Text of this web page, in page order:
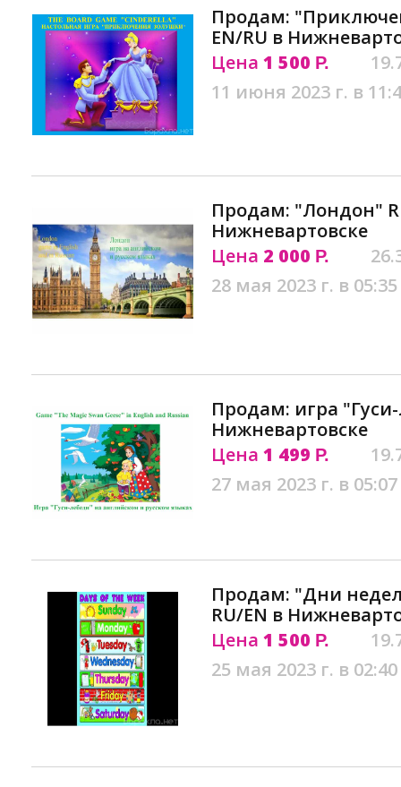
Продам:
EN/RU в
Цена 1 500 Р.
11 июня 2023 г. в
Продам: "Лондон"
Нижневартовске
Цена 2 000 Р.
28 мая 2023 г. в 05:35
Продам: игра
Нижневартовске
Цена 1 499 Р.
27 мая 2023 г. в 05:07
Продам: "Дни
RU/EN в
Цена 1 500 Р.
25 мая 2023 г. в 02:40